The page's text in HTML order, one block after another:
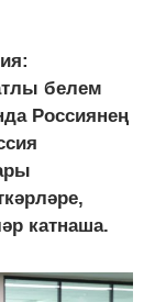
белем
Россиянең
катнаша.